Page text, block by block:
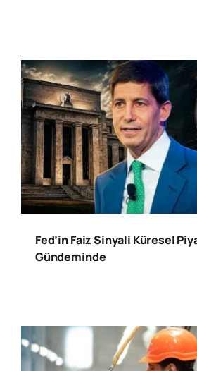
Fed’in Faiz Sinyali Küresel
Gündeminde